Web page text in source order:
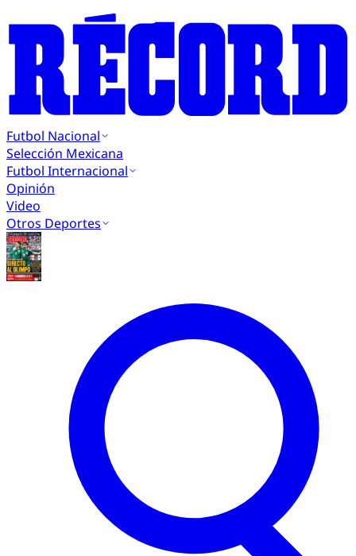
Futbol Nacional
Selección Mexicana
Futbol Internacional
Opinión
Video
Otros Deportes